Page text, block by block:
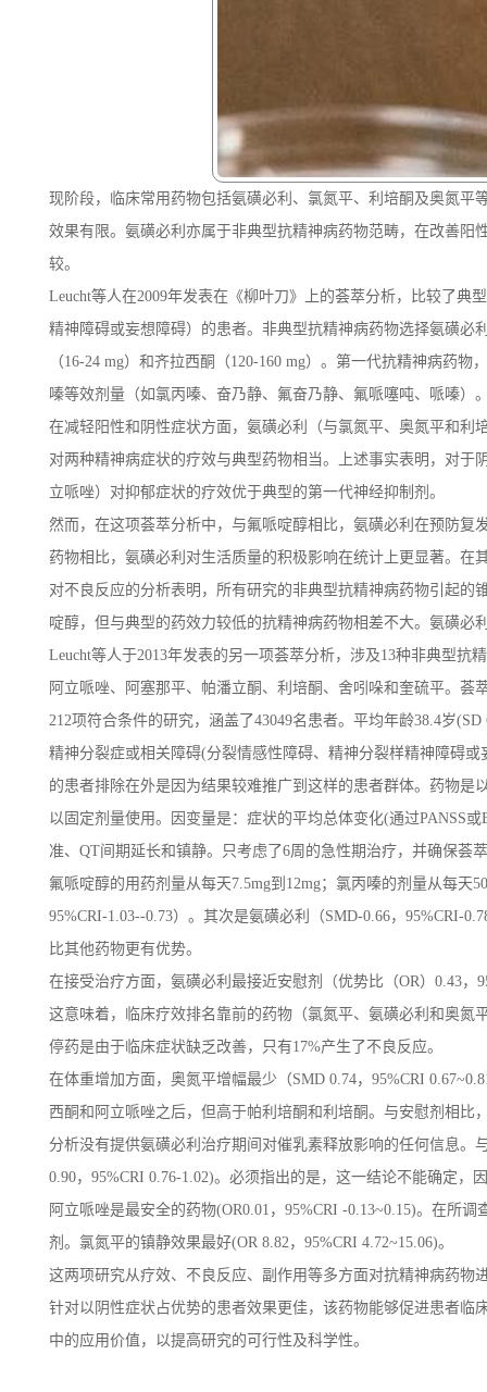
现阶段，临床常用药物包括氨磺必利、氯氮平、利培酮及奥氮
效果有限。氨磺必利亦属于非典型抗精神病药物范畴，在改善
较。
Leucht等人在2009年发表在《柳叶刀》上的荟萃分析，比较了典
精神障碍或妄想障碍）的患者。非典型抗精神病药物选择氨磺必
（16-24 mg）和齐拉西酮（120-160 mg）。第一代抗精神病药
嗪等效剂量（如氯丙嗪、奋乃静、氟奋乃静、氟哌噻吨、哌嗪）
在减轻阳性和阴性症状方面，氨磺必利（与氯氮平、奥氮平和
对两种精神病症状的疗效与典型药物相当。上述事实表明，对
立哌唑）对抑郁症状的疗效优于典型的第一代神经抑制剂。
然而，在这项荟萃分析中，与氟哌啶醇相比，氨磺必利在预防
药物相比，氨磺必利对生活质量的积极影响在统计上更显著。
对不良反应的分析表明，所有研究的非典型抗精神病药物引起
啶醇，但与典型的药效力较低的抗精神病药物相差不大。氨磺必
Leucht等人于2013年发表的另一项荟萃分析，涉及13种非典型
阿立哌唑、阿塞那平、帕潘立酮、利培酮、舍吲哚和奎硫平。荟
212项符合条件的研究，涵盖了43049名患者。平均年龄38.4岁
精神分裂症或相关障碍(分裂情感性障碍、精神分裂样精神障碍
的患者排除在外是因为结果较难推广到这样的患者群体。药物
以固定剂量使用。因变量是：症状的平均总体变化(通过PANSS
准、QT间期延长和镇静。只考虑了6周的急性期治疗，并确保荟
氟哌啶醇的用药剂量从每天7.5mg到12mg；氯丙嗪的剂量从每天
95%CRI-1.03--0.73）。其次是氨磺必利（SMD-0.66，95%CRI-
比其他药物更有优势。
在接受治疗方面，氨磺必利最接近安慰剂（优势比（OR）0.43，
这意味着，临床疗效排名靠前的药物（氯氮平、氨磺必利和奥
停药是由于临床症状缺乏改善，只有17%产生了不良反应。
在体重增加方面，奥氮平增幅最少（SMD 0.74，95%CRI
西酮和阿立哌唑之后，但高于帕利培酮和利培酮。与安慰剂相比
分析没有提供氨磺必利治疗期间对催乳素释放影响的任何信息。
0.90，95%CRI 0.76-1.02)。必须指出的是，这一结论不能确定
阿立哌唑是最安全的药物(OR0.01，95%CRI -0.13~0.15)。在所
剂。氯氮平的镇静效果最好(OR 8.82，95%CRI 4.72~15.06)。
这两项研究从疗效、不良反应、副作用等多方面对抗精神病药
针对以阴性症状占优势的患者效果更佳，该药物能够促进患者
中的应用价值，以提高研究的可行性及科学性。